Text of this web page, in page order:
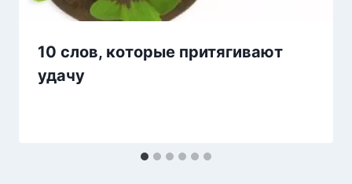
10 слов, которые притягивают
удачу